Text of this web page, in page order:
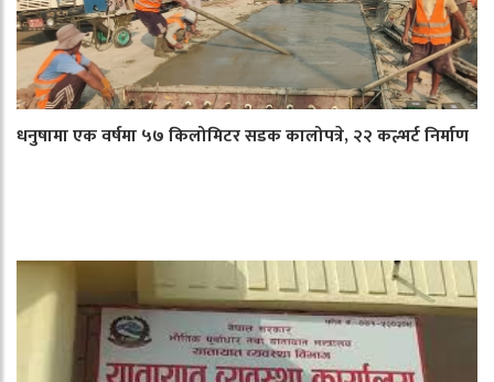
धनुषामा एक वर्षमा ५७ किलोमिटर सडक कालोपत्रे, २२ कल्भर्ट निर्माण